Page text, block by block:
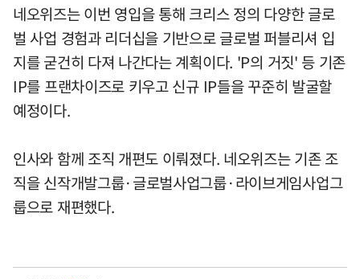
네오위즈는 이번 영입을 통해 크리스 정의 다양한 글로
벌 사업 경험과 리더십을 기반으로 글로벌 퍼블리셔 입
지를 굳건히 다져 나간다는 계획이다. 'P의 거짓' 등 기존
IP를 프랜차이즈로 키우고 신규 IP들을 꾸준히 발굴할
예정이다.
인사와 함께 조직 개편도 이뤄졌다. 네오위즈는 기존 조
직을 신작개발그룹·글로벌사업그룹·라이브게임사업그
룹으로 재편했다.